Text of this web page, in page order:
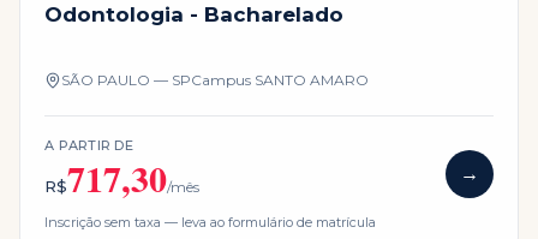
Odontologia - Bacharelado
SÃO PAULO — SPCampus SANTO AMARO
A PARTIR DE
R$717,30/mês
→
Inscrição sem taxa — leva ao formulário de matrícula